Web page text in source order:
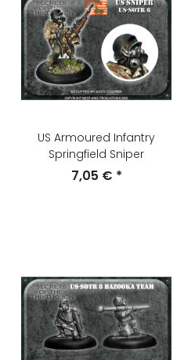
US Armoured Infantry
Springfield Sniper
7,05 € *